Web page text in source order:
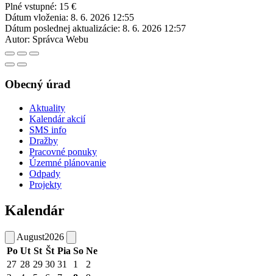
Plné vstupné: 15 €
Dátum vloženia: 8. 6. 2026 12:55
Dátum poslednej aktualizácie: 8. 6. 2026 12:57
Autor: Správca Webu
Obecný úrad
Aktuality
Kalendár akcií
SMS info
Dražby
Pracovné ponuky
Územné plánovanie
Odpady
Projekty
Kalendár
August2026
Po Ut St Št Pia So Ne
27 28 29 30 31 1
2